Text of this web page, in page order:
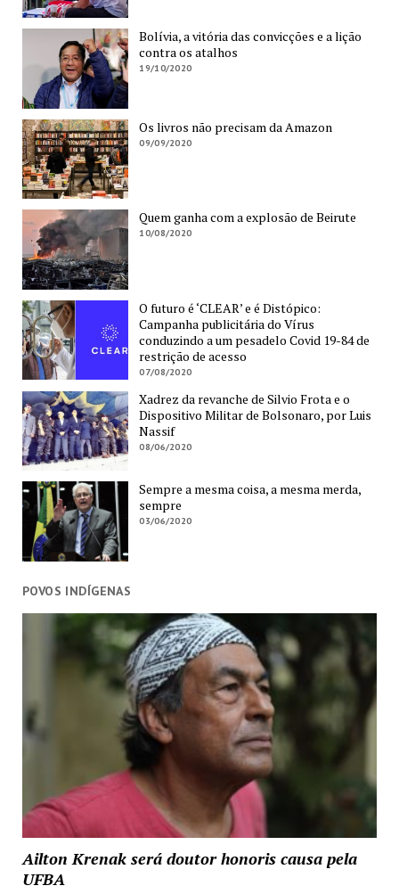
Bolívia, a vitória das convicções e a lição
contra os atalhos
19/10/2020
Os livros não precisam da Amazon
09/09/2020
Quem ganha com a explosão de Beirute
10/08/2020
O futuro é ‘CLEAR’ e é Distópico:
Campanha publicitária do Vírus
conduzindo a um pesadelo Covid 19-84 de
restrição de acesso
07/08/2020
Xadrez da revanche de Silvio Frota e o
Dispositivo Militar de Bolsonaro, por Luis
Nassif
08/06/2020
Sempre a mesma coisa, a mesma merda,
sempre
03/06/2020
POVOS INDÍGENAS
Ailton Krenak será doutor honoris causa pela
UFBA